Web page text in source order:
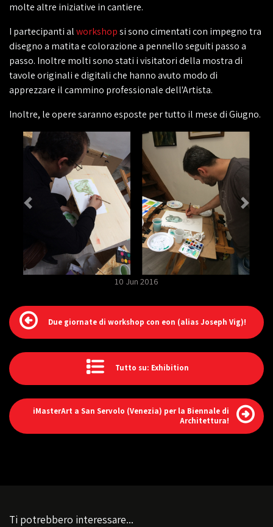
molte altre iniziative in cantiere.
I partecipanti alworkshopsi sono cimentati con impegno tra
disegno a matita e colorazione a pennello seguiti passo a
passo. Inoltre molti sono stati i visitatori della mostra di
tavole originali e digitali che hanno avuto modo di
apprezzare il cammino professionale dell'Artista.
Inoltre, le opere saranno esposte per tutto il mese di Giugno.
10 Jun 2016
Due giornate di workshop con eon (alias Joseph Vig)!
Tutto su: Exhibition
iMasterArt a San Servolo (Venezia) per la Biennale di
Architettura!
Ti potrebbero interessare...